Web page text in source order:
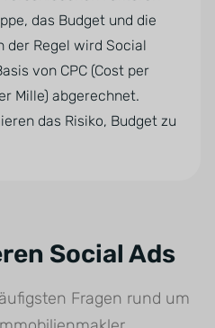
das Budget und die
der Regel wird Social
von CPC (Cost per
Mille) abgerechnet.
das Risiko, Budget zu
Social Ads
Fragen rund um